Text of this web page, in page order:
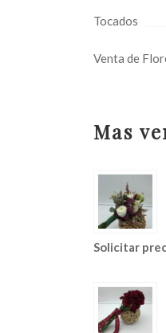
Tocados
Venta de
Mas
Solicitar